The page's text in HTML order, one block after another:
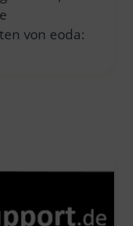
von eoda: